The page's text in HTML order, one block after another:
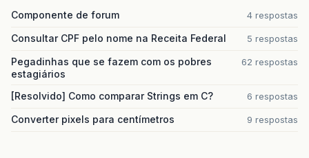
Componente de forum 4 respostas
Consultar CPF pelo nome na Receita Federal 5 respostas
Pegadinhas que se fazem com os pobres
estagiários
62 respostas
[Resolvido] Como comparar Strings em C? 6 respostas
Converter pixels para centímetros 9 respostas